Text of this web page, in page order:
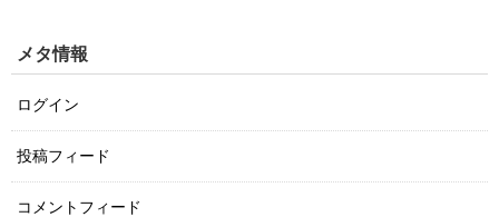
メタ情報
ログイン
投稿フィード
コメントフィード